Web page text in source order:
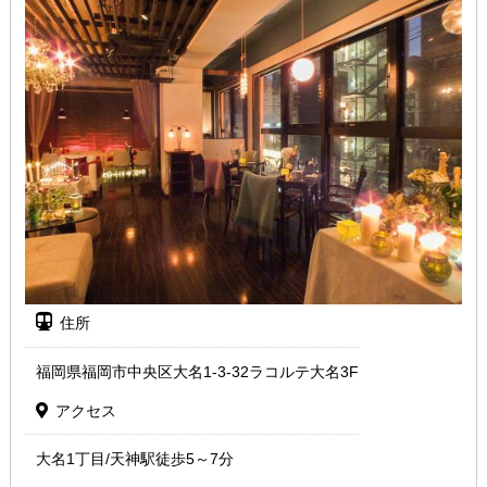
住所
福岡県福岡市中央区大名1-3-32ラコルテ大名3F
アクセス
大名1丁目/天神駅徒歩5～7分